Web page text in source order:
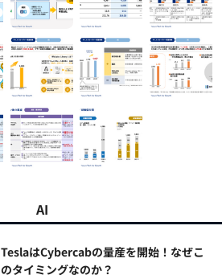
AI
TeslaはCybercabの量産を開始！なぜこ
のタイミングなのか？